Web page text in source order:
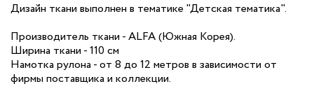
Дизайн ткани выполнен в тематике "Детская тематика".
Производитель ткани - ALFA (Южная Корея).
Ширина ткани - 110 см
Намотка рулона - от 8 до 12 метров в зависимости от
фирмы поставщика и коллекции.